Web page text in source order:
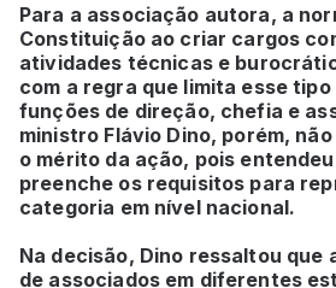
Para a associação autora, a
Constituição ao criar cargos
atividades técnicas e
com a regra que limita esse
funções de direção, chefia e
ministro Flávio Dino, porém,
o mérito da ação, pois
preenche os requisitos para
categoria em nível nacional.
Na decisão, Dino ressaltou que
de associados em diferentes